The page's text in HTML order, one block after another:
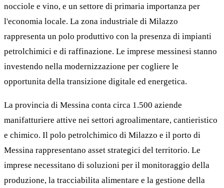
nocciole e vino, e un settore di primaria importanza per
l'economia locale. La zona industriale di Milazzo
rappresenta un polo produttivo con la presenza di impianti
petrolchimici e di raffinazione. Le imprese messinesi stanno
investendo nella modernizzazione per cogliere le
opportunita della transizione digitale ed energetica.
La provincia di Messina conta circa 1.500 aziende
manifatturiere attive nei settori agroalimentare, cantieristico
e chimico. Il polo petrolchimico di Milazzo e il porto di
Messina rappresentano asset strategici del territorio. Le
imprese necessitano di soluzioni per il monitoraggio della
produzione, la tracciabilita alimentare e la gestione della